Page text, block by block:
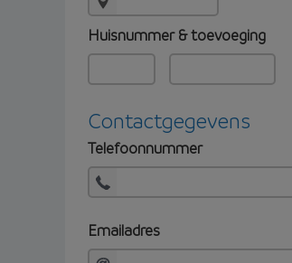
Huisnummer & toevoeging
Contactgegevens
Telefoonnummer
Emailadres